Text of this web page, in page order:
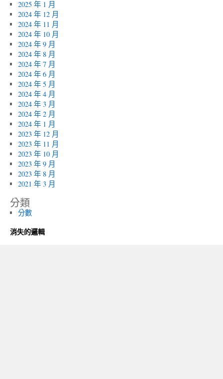
2025 年 1 月
2024 年 12 月
2024 年 11 月
2024 年 10 月
2024 年 9 月
2024 年 8 月
2024 年 7 月
2024 年 6 月
2024 年 5 月
2024 年 4 月
2024 年 3 月
2024 年 2 月
2024 年 1 月
2023 年 12 月
2023 年 11 月
2023 年 10 月
2023 年 9 月
2023 年 8 月
2021 年 3 月
分類
分數
消失的邏輯